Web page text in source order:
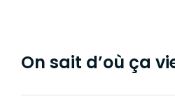
On sait d’où ça